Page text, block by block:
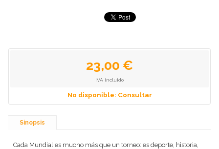
23,00 €
IVA incluido
No disponible: Consultar
Sinopsis
Cada Mundial es mucho más que un torneo: es deporte, historia,